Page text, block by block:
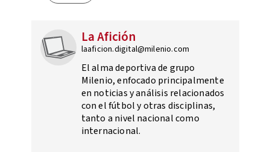
La Afición
laaficion.digital@milenio.com
El alma deportiva de grupo
Milenio, enfocado principalmente
en noticias y análisis relacionados
con el fútbol y otras disciplinas,
tanto a nivel nacional como
internacional.